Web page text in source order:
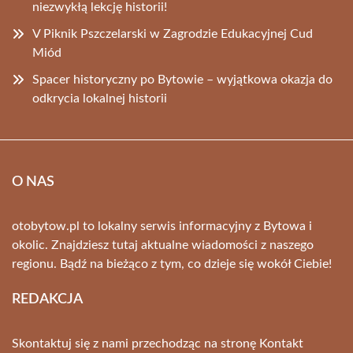
niezwykłą lekcję historii!
V Piknik Pszczelarski w Zagrodzie Edukacyjnej Cud
Miód
Spacer historyczny po Bytowie – wyjątkowa okazja do
odkrycia lokalnej historii
O NAS
otobytow.pl to lokalny serwis informacyjny z Bytowa i
okolic. Znajdziesz tutaj aktualne wiadomości z naszego
regionu. Bądź na bieżąco z tym, co dzieje się wokół Ciebie!
REDAKCJA
Skontaktuj się z nami przechodząc na stronę Kontakt